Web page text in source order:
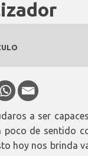
a ser
de sentido
hoy nos brinda